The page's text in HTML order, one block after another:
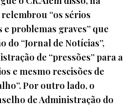
relembrou “os sérios
problemas graves” que
do “Jornal de Notícias”,
de “pressões” para a
e mesmo rescisões de
Por outro lado, o
de Administração do